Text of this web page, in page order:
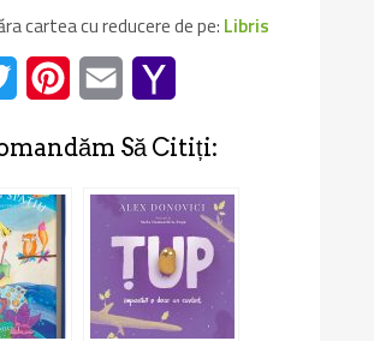
cartea cu reducere de pe: Libris
Twitter PinterestEmail
Să Citiți: